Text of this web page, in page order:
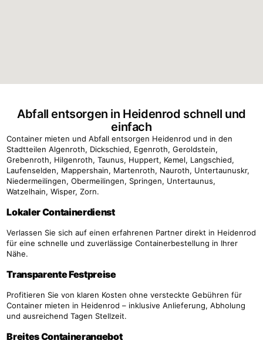
Abfall entsorgen in Heidenrod schnell und
einfach
Container mieten und Abfall entsorgen Heidenrod und in den
Stadtteilen Algenroth, Dickschied, Egenroth, Geroldstein,
Grebenroth, Hilgenroth, Taunus, Huppert, Kemel, Langschied,
Laufenselden, Mappershain, Martenroth, Nauroth, Untertaunuskr,
Niedermeilingen, Obermeilingen, Springen, Untertaunus,
Watzelhain, Wisper, Zorn.
Lokaler Containerdienst
Verlassen Sie sich auf einen erfahrenen Partner direkt in Heidenrod
für eine schnelle und zuverlässige Containerbestellung in Ihrer
Nähe.
Transparente Festpreise
Profitieren Sie von klaren Kosten ohne versteckte Gebühren für
Container mieten in Heidenrod – inklusive Anlieferung, Abholung
und ausreichend Tagen Stellzeit.
Breites Containerangebot